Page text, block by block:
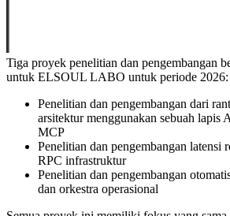
Tiga proyek penelitian dan pengembangan
untuk ELSOUL LABO untuk periode 2026:
Penelitian dan pengembangan dari
arsitektur menggunakan sebuah lapis
MCP
Penelitian dan pengembangan latensi
RPC infrastruktur
Penelitian dan pengembangan
dan orkestra operasional